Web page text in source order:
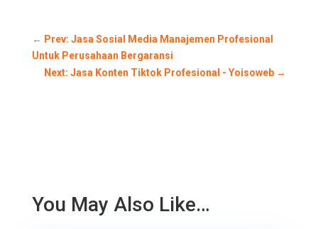
← Prev: Jasa Sosial Media Manajemen Profesional
Untuk Perusahaan Bergaransi
Next: Jasa Konten Tiktok Profesional - Yoisoweb →
You May Also Like…